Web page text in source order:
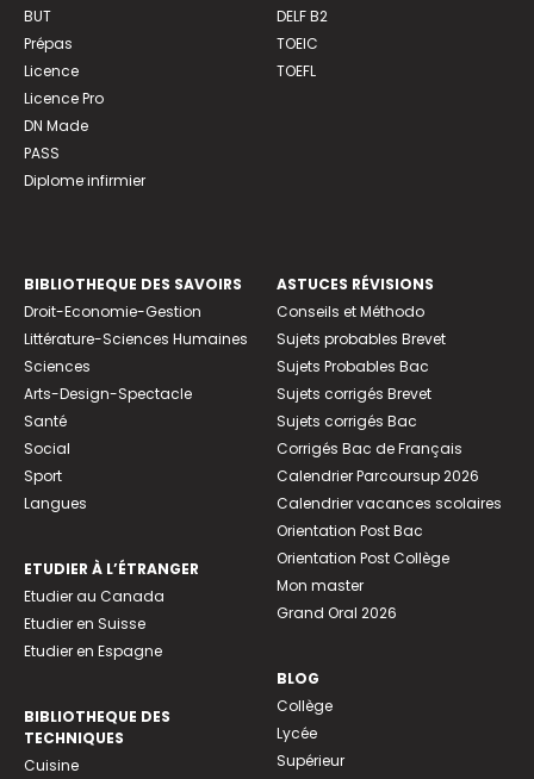
BUT
Prépas
Licence
Licence Pro
DN Made
PASS
Diplome infirmier
DELF B2
TOEIC
TOEFL
BIBLIOTHEQUE DES SAVOIRS
Droit-Economie-Gestion
Littérature-Sciences Humaines
Sciences
Arts-Design-Spectacle
Santé
Social
Sport
Langues
ETUDIER À L’ÉTRANGER
Etudier au Canada
Etudier en Suisse
Etudier en Espagne
BIBLIOTHEQUE DES
TECHNIQUES
Cuisine
ASTUCES RÉVISIONS
Conseils et Méthodo
Sujets probables Brevet
Sujets Probables Bac
Sujets corrigés Brevet
Sujets corrigés Bac
Corrigés Bac de Français
Calendrier Parcoursup 2026
Calendrier vacances scolaires
Orientation Post Bac
Orientation Post Collège
Mon master
Grand Oral 2026
BLOG
Collège
Lycée
Supérieur